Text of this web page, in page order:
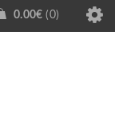
0.00€ 0